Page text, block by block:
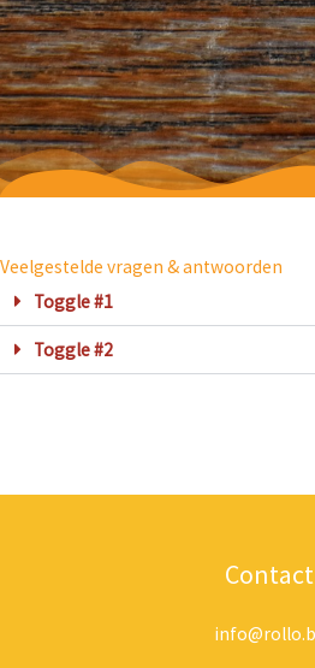
Veelgestelde vragen & antwoorden
Toggle #1
Toggle #2
Contact